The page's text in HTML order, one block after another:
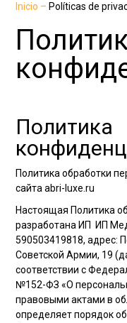
Inicio – Políticas de
Политика
Политика обработки
сайта abri-luxe.ru
Настоящая Политика
разработана ИП ИП
590503419818, адрес:
Советской Армии, 19
соответствии с
№152-ФЗ «О
правовыми актами в
определяет порядок